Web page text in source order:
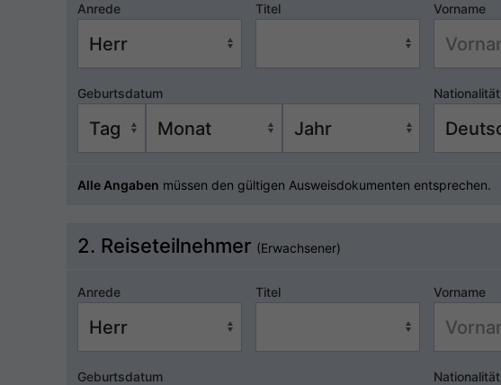
Anrede Titel Vorname
Geburtsdatum Nationalität
Alle Angaben müssen den gültigen Ausweisdokumenten entsprechen.
2. Reiseteilnehmer (Erwachsener)
Anrede Titel Vorname
Geburtsdatum Nationalität